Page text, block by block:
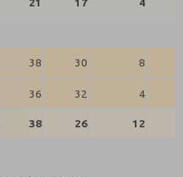
21 17 4
38 30 8
36 32 4
38 26 12